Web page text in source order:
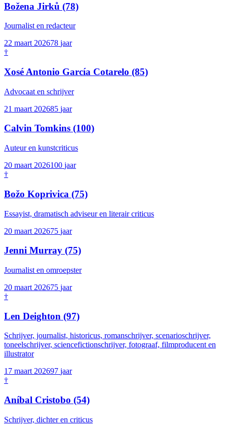
Božena Jirků (78)
Journalist en redacteur
22 maart 202678 jaar
†
Xosé Antonio García Cotarelo (85)
Advocaat en schrijver
21 maart 202685 jaar
Calvin Tomkins (100)
Auteur en kunstcriticus
20 maart 2026100 jaar
†
Božo Koprivica (75)
Essayist, dramatisch adviseur en literair criticus
20 maart 202675 jaar
Jenni Murray (75)
Journalist en omroepster
20 maart 202675 jaar
†
Len Deighton (97)
Schrijver, journalist, historicus, romanschrijver, scenarioschrijver,
toneelschrijver, sciencefictionschrijver, fotograaf, filmproducent en
illustrator
17 maart 202697 jaar
†
Aníbal Cristobo (54)
Schrijver, dichter en criticus